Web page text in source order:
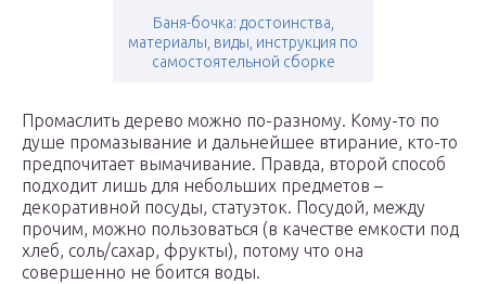
Баня-бочка: достоинства,
материалы, виды, инструкция по
самостоятельной сборке
Промаслить дерево можно по-разному. Кому-то по
душе промазывание и дальнейшее втирание, кто-то
предпочитает вымачивание. Правда, второй способ
подходит лишь для небольших предметов –
декоративной посуды, статуэток. Посудой, между
прочим, можно пользоваться (в качестве емкости под
хлеб, соль/сахар, фрукты), потому что она
совершенно не боится воды.